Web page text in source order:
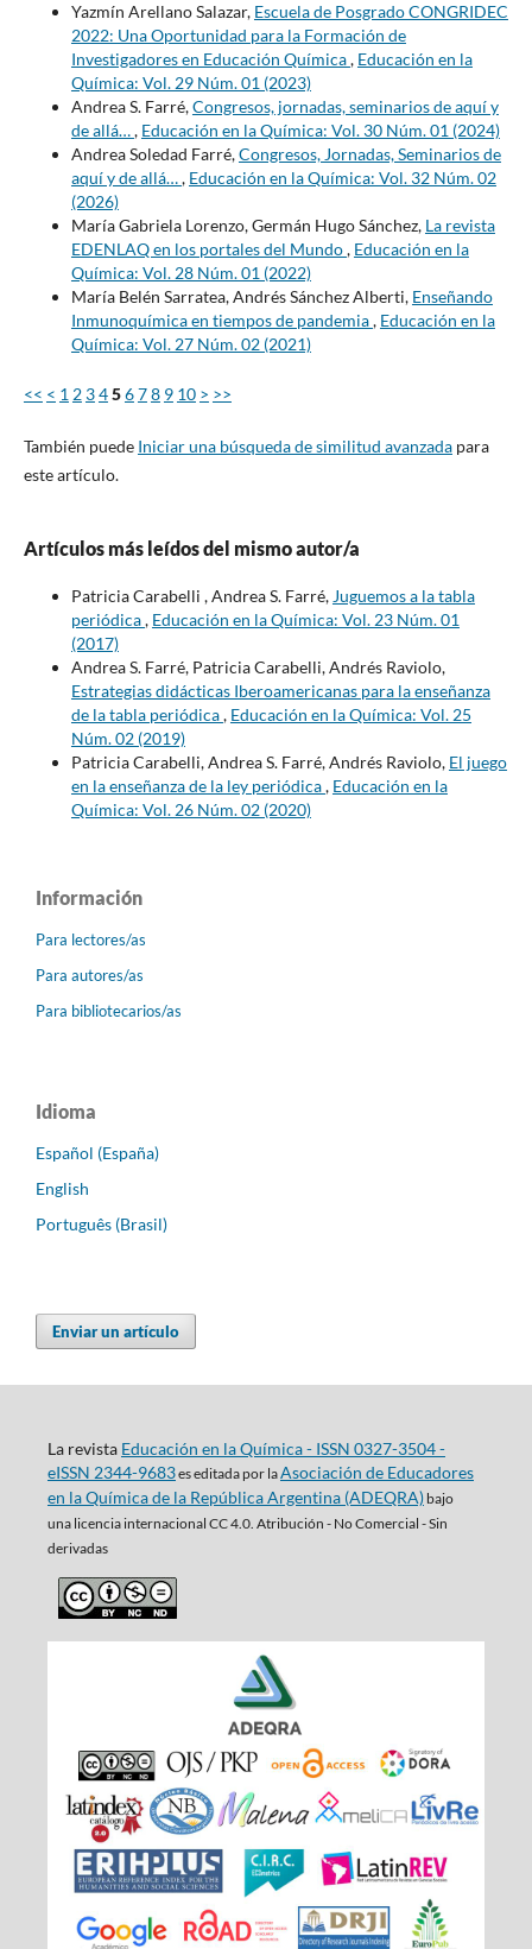
Yazmín Arellano Salazar, Escuela de Posgrado CONGRIDEC
2022: Una Oportunidad para la Formación de
Investigadores en Educación Química, Educación en la
Química: Vol. 29 Núm. 01 (2023)
Andrea S. Farré,Congresos, jornadas, seminarios de aquí y
de allá…, Educación en la Química: Vol. 30 Núm. 01 (2024)
Andrea Soledad Farré,Congresos, Jornadas, Seminarios de
aquí y de allá…, Educación en la Química: Vol. 32 Núm. 02
(2026)
María Gabriela Lorenzo, Germán Hugo Sánchez, La revista
EDENLAQ en los portales del Mundo, Educación en la
Química: Vol. 28 Núm. 01 (2022)
María Belén Sarratea, Andrés Sánchez Alberti, Enseñando
Inmunoquímica en tiempos de pandemia, Educación en la
Química: Vol. 27 Núm. 02 (2021)
<< < 12 345678 9 10 > >>
También puede Iniciar una búsqueda de similitud avanzadapara
este artículo.
Artículos más leídos del mismo autor/a
Patricia Carabelli , Andrea S. Farré,Juguemos a la tabla
periódica, Educación en la Química: Vol. 23 Núm. 01
(2017)
Andrea S. Farré, Patricia Carabelli, Andrés Raviolo,
Estrategias didácticas Iberoamericanas para la enseñanza
de la tabla periódica, Educación en la Química: Vol. 25
Núm. 02 (2019)
Patricia Carabelli, Andrea S. Farré, Andrés Raviolo, El juego
en la enseñanza de la ley periódica, Educación en la
Química: Vol. 26 Núm. 02 (2020)
Información
Para lectores/as
Para autores/as
Para bibliotecarios/as
Idioma
Español (España)
English
Português (Brasil)
Enviar un artículo
La revista Educación en la Química - ISSN 0327-3504 -
eISSN 2344-9683es editada por laAsociación de Educadores
en la Química de la República Argentina (ADEQRA)bajo
una licencia internacional CC 4.0. Atribución - No Comercial - Sin
derivadas